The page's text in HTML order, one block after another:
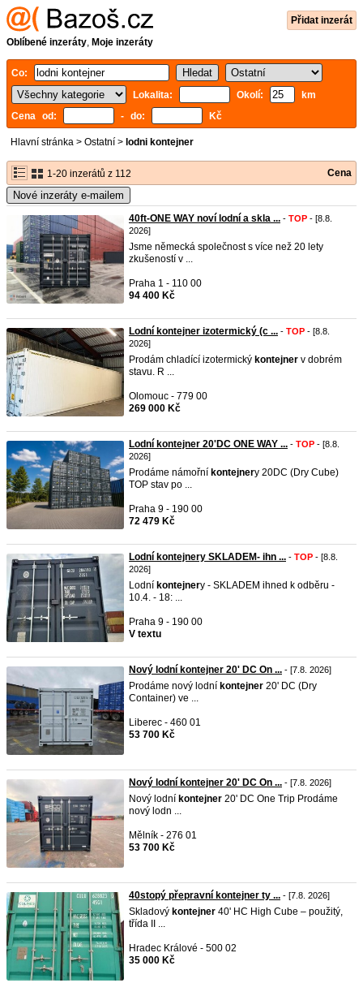
Přidat inzerát
Oblíbené inzeráty, Moje inzeráty
Co:
Lokalita:
Okolí:
km
Cena od:
- do: Kč
Hlavní stránka > Ostatní > lodni kontejner
1-20 inzerátů z 112 Cena
Nové inzeráty e-mailem
40ft-ONE WAY noví lodní a skla ... - TOP - [8.8.
2026]
Jsme německá společnost s více než 20 lety
zkušeností v ...
Praha 1 - 110 00
94 400 Kč
Lodní kontejner izotermický (c ... - TOP - [8.8.
2026]
Prodám chladící izotermický kontejner v dobrém
stavu. R ...
Olomouc - 779 00
269 000 Kč
Lodní kontejner 20'DC ONE WAY ... - TOP - [8.8.
2026]
Prodáme námořní kontejnery 20DC (Dry Cube)
TOP stav po ...
Praha 9 - 190 00
72 479 Kč
Lodní kontejnery SKLADEM- ihn ... - TOP - [8.8.
2026]
Lodní kontejnery - SKLADEM ihned k odběru -
10.4. - 18: ...
Praha 9 - 190 00
V textu
Nový lodní kontejner 20' DC On ... - [7.8. 2026]
Prodáme nový lodní kontejner 20' DC (Dry
Container) ve ...
Liberec - 460 01
53 700 Kč
Nový lodní kontejner 20' DC On ... - [7.8. 2026]
Nový lodní kontejner 20' DC One Trip Prodáme
nový lodn ...
Mělník - 276 01
53 700 Kč
40stopý přepravní kontejner ty ... - [7.8. 2026]
Skladový kontejner 40' HC High Cube – použitý,
třída II ...
Hradec Králové - 500 02
35 000 Kč